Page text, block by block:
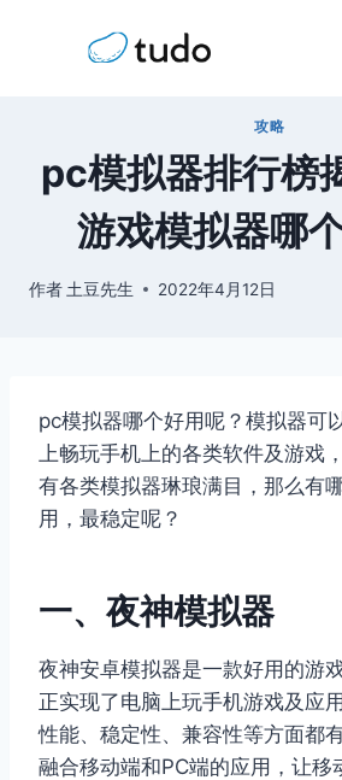
攻略
pc模拟器排行榜
游戏模拟器哪
作者 土豆先生 2022年4月12日
pc模拟器哪个好用呢？模拟器可
上畅玩手机上的各类软件及游戏
有各类模拟器琳琅满目，那么有
用，最稳定呢？
一、夜神模拟器
夜神安卓模拟器是一款好用的游
正实现了电脑上玩手机游戏及应
性能、稳定性、兼容性等方面都
融合移动端和PC端的应用，让移